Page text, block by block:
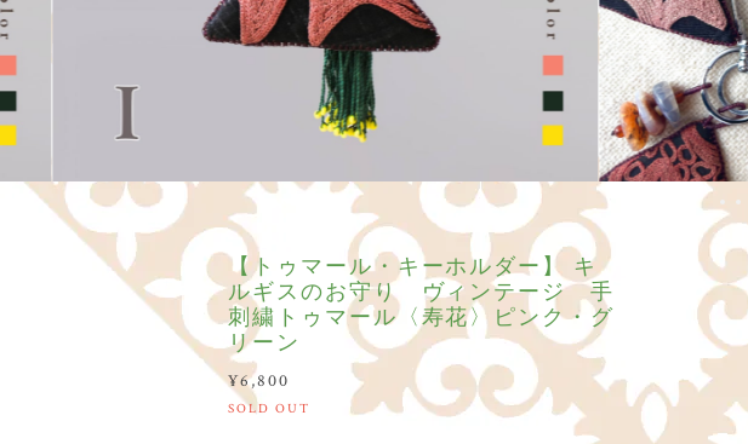
【トゥマール・キーホルダー】 キ
ルギスのお守り ヴィンテージ 手
刺繍トゥマール〈寿花〉ピンク・グ
リーン
¥6,800
SOLD OUT